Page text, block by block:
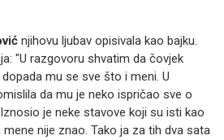
njihovu ljubav opisivala kao bajku.
"U razgovoru shvatim da čovjek
mu se sve što i meni. U
da mu je neko ispričao sve o
je neke stavove koji su isti kao
nije znao. Tako ja za tih dva sata